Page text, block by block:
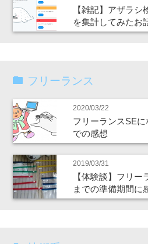
【雑記】アザラ
を集計してみたお
フリーランス
2020/03/22
フリーランスSE
での感想
2019/03/31
【体験談】フリ
までの準備期間に